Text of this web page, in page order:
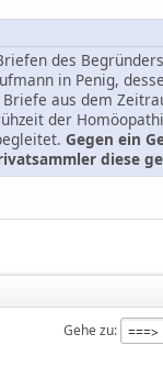
des
in Penig,
aus dem
der
Gegen ein
diese
Gehe zu